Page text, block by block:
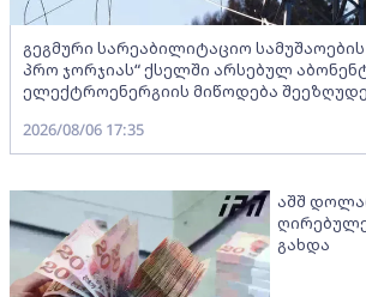
გეგმური სარეაბილიტაციო
პრო ჯორჯიას“ ქსელში არსებულ
ელექტროენერგიის მიწოდება
2026/08/06 17:35
აშშ
გახდა